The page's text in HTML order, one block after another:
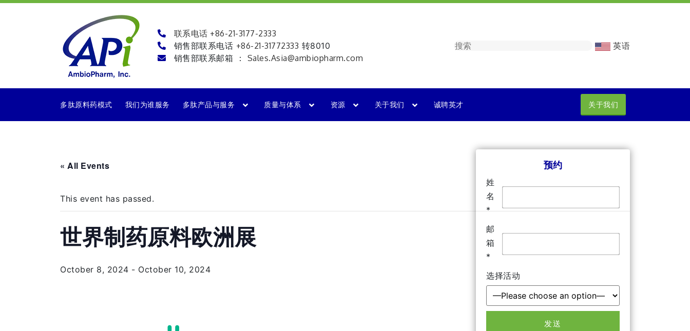
联系电话 +86-21-3177-2333
销售部联系电话 +86-21-31772333 转8010
销售部联系邮箱 ： Sales.Asia@ambiopharm.com
英语
多肽原料药模式 我们为谁服务 多肽产品与服务 质量与体系 资源 关于我们 关于我们
诚聘英才
预约
姓
名
*
邮
箱
*
选择活动
« All Events
This event has passed.
世界制药原料欧洲展
October 8, 2024 - October 10, 2024